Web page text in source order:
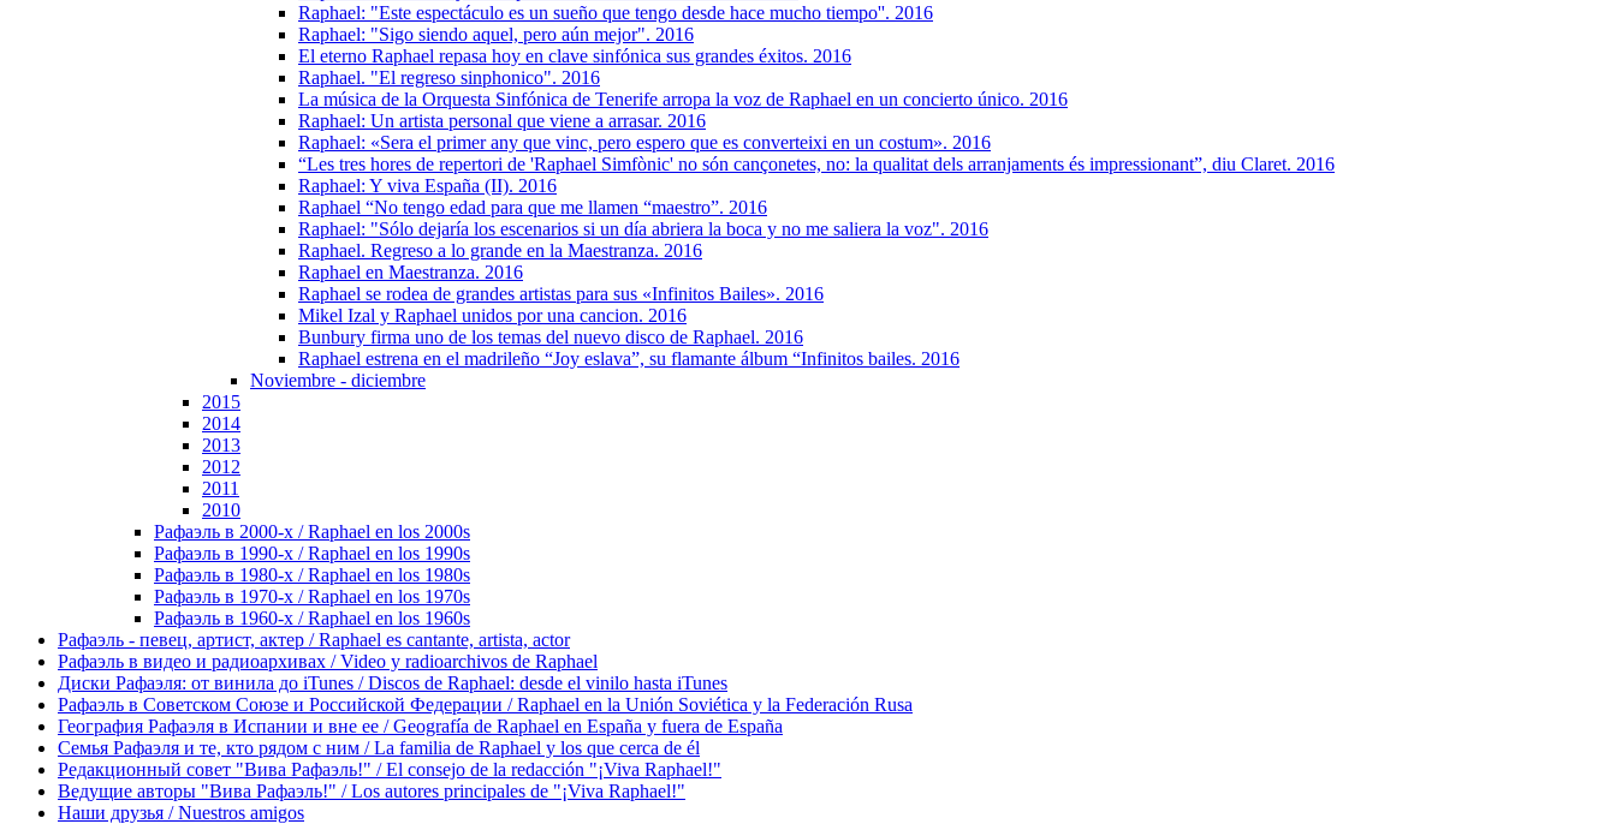
Raphael: "Este espectáculo es un sueño que tengo desde hace mucho tiempo''. 2016
Raphael: "Sigo siendo aquel, pero aún mejor". 2016
El eterno Raphael repasa hoy en clave sinfónica sus grandes éxitos. 2016
Raphael. "El regreso sinphonico". 2016
La música de la Orquesta Sinfónica de Tenerife arropa la voz de Raphael en un concierto único. 2016
Raphael: Un artista personal que viene a arrasar. 2016
Raphael: «Sera el primer any que vinc, pero espero que es converteixi en un costum». 2016
“Les tres hores de repertori de 'Raphael Simfònic' no són cançonetes, no: la qualitat dels arranjaments és impressionant”, diu Claret. 2016
Raphael: Y viva España (II). 2016
Raphael “No tengo edad para que me llamen “maestro”. 2016
Raphael: "Sólo dejaría los escenarios si un día abriera la boca y no me saliera la voz". 2016
Raphael. Regreso a lo grande en la Maestranza. 2016
Raphael en Maestranza. 2016
Raphael se rodea de grandes artistas para sus «Infinitos Bailes». 2016
Mikel Izal y Raphael unidos por una cancion. 2016
Bunbury firma uno de los temas del nuevo disco de Raphael. 2016
Raphael estrena en el madrileño “Joy eslava”, su flamante álbum “Infinitos bailes. 2016
Noviembre - diciembre
2015
2014
2013
2012
2011
2010
Рафаэль в 2000-х / Raphael en los 2000s
Рафаэль в 1990-х / Raphael en los 1990s
Рафаэль в 1980-х / Raphael en los 1980s
Рафаэль в 1970-х / Raphael en los 1970s
Рафаэль в 1960-х / Raphael en los 1960s
Рафаэль - певец, артист, актер / Raphael es cantante, artista, actor
Рафаэль в видео и радиоархивах / Video y radioarchivos de Raphael
Диски Рафаэля: от винила до iTunes / Discos de Raphael: desde el vinilo hasta iTunes
Рафаэль в Советском Союзе и Российской Федерации / Raphael en la Unión Soviética y la Federación Rusa
География Рафаэля в Испании и вне ее / Geografía de Raphael en España y fuera de España
Семья Рафаэля и те, кто рядом с ним / La familia de Raphael y los que cerca de él
Редакционный совет "Вива Рафаэль!" / El consejo de la redacción "¡Viva Raphael!"
Ведущие авторы "Вива Рафаэль!" / Los autores principales de "¡Viva Raphael!"
Наши друзья / Nuestros amigos